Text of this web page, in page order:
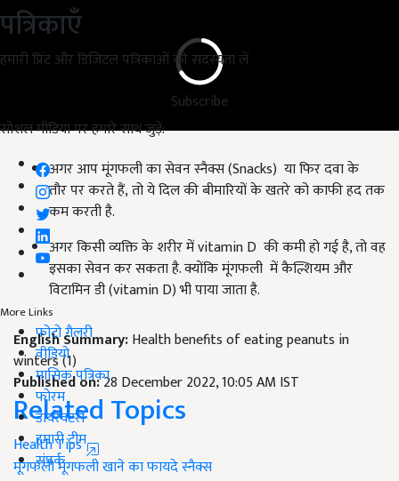
पत्रिकाएँ
हमारी प्रिंट और डिजिटल पत्रिकाओं की सदस्यता लें
Subscribe
सोशल मीडिया पर हमारे साथ जुड़ें:
More Links
फोटो गैलरी
वीडियो
मासिक पत्रिका
फोरम
डायरेक्टरी
हमारी टीम
संपर्क
अगर आप मूंगफली का सेवन स्नैक्स (Snacks) या फिर दवा के
तौरपर करते हैं, तो ये दिल की बीमारियों के खतरे को काफी हद तक
कम करती है.
अगर किसी व्यक्ति के शरीर में vitamin D की कमी हो गई है,तो वह
इसका सेवन कर सकता है. क्योंकि मूंगफली में कैल्शियम और
विटामिन डी (vitamin D)भी पाया जाता है.
English Summary:Health benefits of eating peanuts in
winters (1)
Published on:28 December 2022, 10:05 AM IST
Related Topics
Health Tips
मूंगफलीमूंगफली खाने का फायदेस्नैक्स